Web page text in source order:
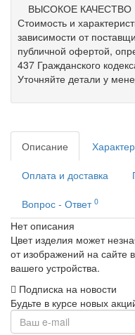
ВЫСОКОЕ КАЧЕСТВО
Стоимость и
зависимости от
публичной офертой,
437 Гражданского
Уточняйте детали у
Описание
Оплата и доставка
Вопрос - Ответ 0
Нет описания
Цвет изделия может
от изображений на сайте
вашего устройства.
Подписка на новости
Будьте в курсе новых